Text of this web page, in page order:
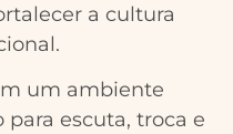
a cultura
um ambiente
escuta, troca e